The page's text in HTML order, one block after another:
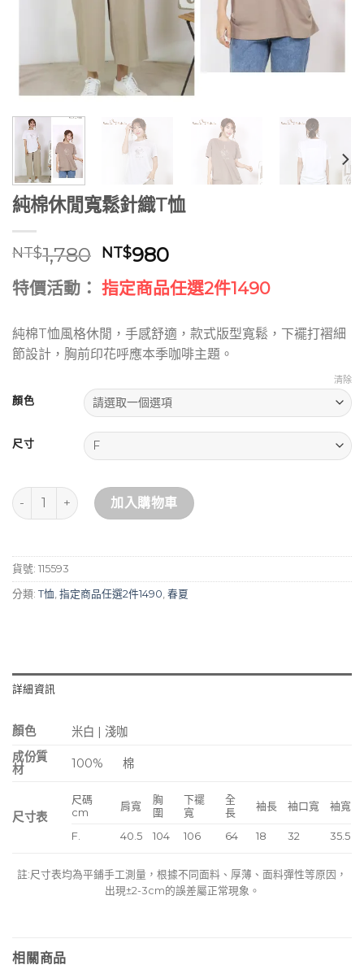
純棉休閒寬鬆針織T恤
NT$1,780 原
始
價
NT$1,780。
NT$980目
前
價
NT$980。
特價活動： 指定商品任選2件1490
純棉T恤風格休閒，手感舒適，款式版型寬鬆，下襬打褶細
節設計，胸前印花呼應本季咖啡主題。
顏色
尺寸
清除
純棉休閒寬鬆針織T恤 數量
加入購物車
貨號: 115593
分類: T恤 指定商品任選2件1490 春夏
詳細資訊
顏色
米白 | 淺咖
成份質
材
100% 棉
尺寸表
尺碼
cm
肩寬
胸
圍
下襬
寬
全
長
袖長 袖口寬 袖寬
F. 40.5 104 106 64 18 32 35.5
註:尺寸表均為平鋪手工測量，根據不同面料、厚薄、面料彈性等原因，
出現±2-3cm的誤差屬正常現象。
相關商品